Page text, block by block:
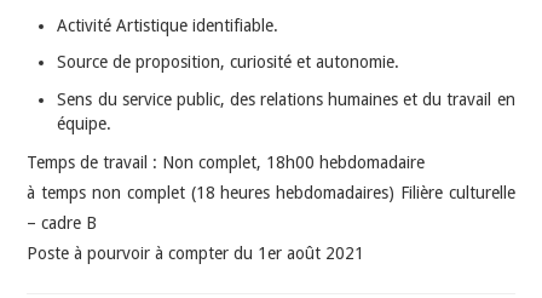
Activité Artistique identifiable.
Source de proposition, curiosité et autonomie.
Sens du service public, des relations humaines et du travail en
équipe.
Temps de travail : Non complet, 18h00 hebdomadaire
à temps non complet (18 heures hebdomadaires) Filière culturelle
– cadre B
Poste à pourvoir à compter du 1er août 2021